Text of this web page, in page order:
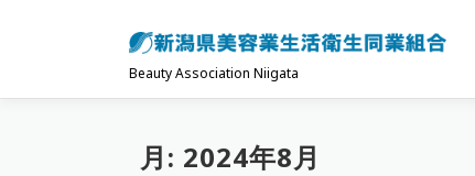
ン
Beauty Association Niigata
月: 2024年8月